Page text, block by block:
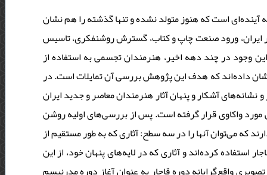
است که هنوز متولد نشده و تنها گذشته را هم نشان
ایران، ورود صنعت چاپ و کتاب، گسترش روشنفکری، تاسیس
وجود در چند دهه‌ اخیر، هنرمندان تجسمی به استفاده از
داده‌اند که هدف این پژوهش بررسی آن تمایلات است. در
آشکار و پنهان آثار هنرمندان معاصر و جدید ایران
مورد واکاوی قرار گرفته است. پس از بررسی‌های اولیه روشن
که می‌توان آنها را در سه سطح: آثاری که به طور مستقیم از
استفاده کرده‌اند و آثاری که در لایه‌های پنهان خود، از این